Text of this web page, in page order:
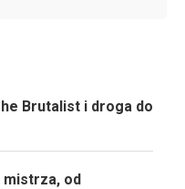
Brutalist i droga do
mistrza, od